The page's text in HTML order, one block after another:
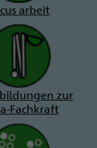
arbeit
zur
Fachkraft